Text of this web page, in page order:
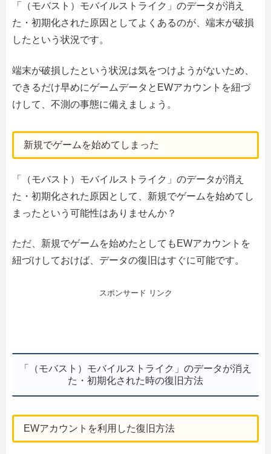
「（モバスト）モバイルストライク」のデータが消え
た・初期化された原因としてよくあるのが、端末が破損
したという状況です。
端末が破損したという状況は気をつけようがないため、
できるだけ早めにゲームデータとEWアカウントを紐づ
けして、不測の事態に備えましょう。
新規でゲームを始めてしまった
「（モバスト）モバイルストライク」のデータが消え
た・初期化された原因として、新規でゲームを始めてし
まったという可能性はありませんか？
ただ、新規でゲームを始めたとしてもEWアカウントを
紐づけしておけば、データの復旧はすぐに可能です。
スポンサード リンク
「（モバスト）モバイルストライク」のデータが消え
た・初期化された時の復旧方法
EWアカウントを利用した復旧方法